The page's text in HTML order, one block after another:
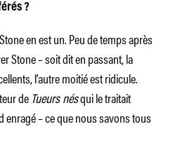
?
en est un. Peu de temps après
Stone – soit dit en passant, la
l’autre moitié est ridicule.
de Tueurs nésqui le traitait
enragé – ce que nous savons tous